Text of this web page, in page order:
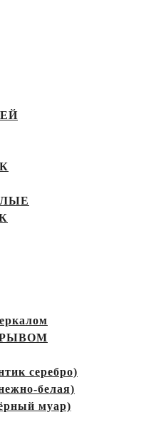
серебро)
белая)
муар)